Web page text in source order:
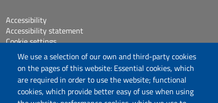
We use a selection of our own and third-party cookies
on the pages of this website: Essential cookies, which
are required in order to use the website; functional
cookies, which provide better easy of use when using
Accessibility
Accessibility statement
Cookie settings
Sitemap
Protocollo
Follow us